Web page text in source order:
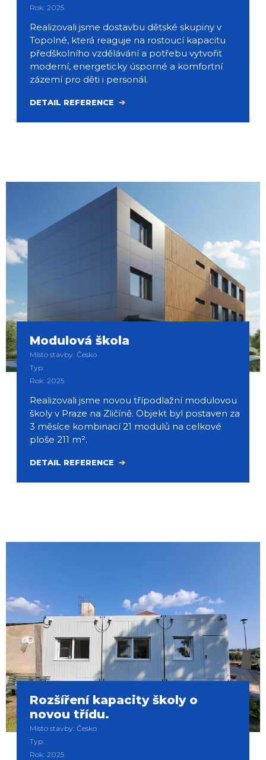
Rok: 2025
Realizovali jsme dostavbu dětské skupiny v
Topolné, která reaguje na rostoucí kapacitu
předškolního vzdělávání a potřebu vytvořit
moderní, energeticky úsporné a komfortní
zázemí pro děti i personál.
DETAIL REFERENCE
Modulová škola
Místo stavby: Česko
Typ:
Rok: 2025
Realizovali jsme novou třípodlažní modulovou
školy v Praze na Zličíně. Objekt byl postaven za
3 měsíce kombinací 21 modulů na celkové
ploše 211 m².
DETAIL REFERENCE
Rozšíření kapacity školy o
novou třídu.
Místo stavby: Česko
Typ:
Rok: 2025